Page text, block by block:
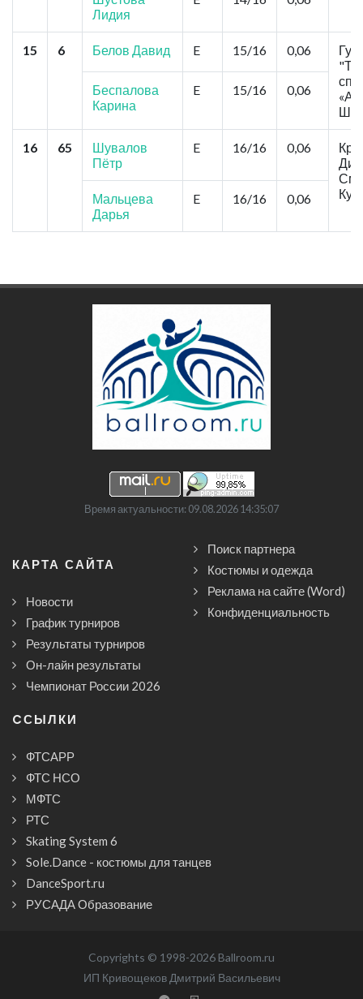
Лидия
15 6 Белов Давид E 15/16 0,06
Беспалова
Карина
E 15/16 0,06
16 65
Шувалов
Пётр
E 16/16 0,06
Мальцева
Дарья
E 16/16 0,06
Время актуальности: 09.08.2026 14:35:07
КАРТА САЙТА
Новости
График турниров
Результаты турниров
Он-лайн результаты
Чемпионат России 2026
Поиск партнера
Костюмы и одежда
Реклама на сайте (Word)
Конфиденциальность
CСЫЛКИ
ФТСАРР
ФТС НСО
МФТС
РТС
Skating System 6
Sole.Dance - костюмы для танцев
DanceSport.ru
РУСАДА Образование
Copyrights © 1998-2026 Ballroom.ru
ИП Кривощеков Дмитрий Васильевич